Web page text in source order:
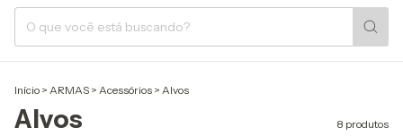
Início > ARMAS > Acessórios > Alvos
Alvos 8 produtos